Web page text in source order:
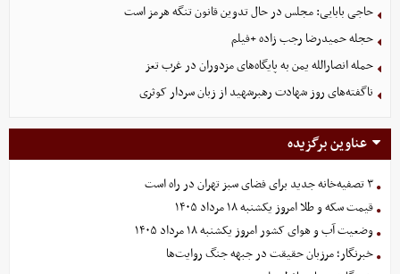
حاجی بابایی: مجلس در حال تدوین قانون تنگه هرمز است
حجله حمیدرضا رجب زاده +فیلم
حمله انصارالله یمن به پایگاه‌های مزدوران در غرب تعز
ناگفته‌های روز شهادت رهبرشهید از زبان سردار کوثری
عناوین برگزیده
۳ تصفیه‌خانه جدید برای فضای سبز تهران در راه است
قیمت سکه و طلا امروز یکشنبه ۱۸ مرداد ۱۴۰۵
وضعیت آب و هوای کشور امروز یکشنبه ۱۸ مرداد ۱۴۰۵
خبرنگار؛ مرزبان حقیقت در جبهه جنگ روایت‌ها